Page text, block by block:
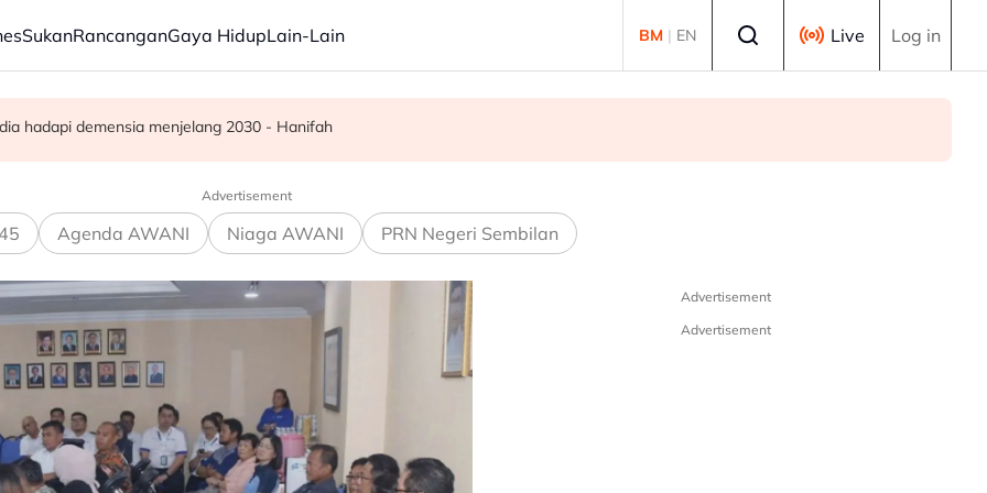
SukanRancanganGaya HidupLain-Lain BM | EN Live Log in
kepada hampir 12,000
hadapi demensia menjelang 2030 - Hanifah
sokongan udara digerakkan
Advertisement
Agenda AWANI Niaga AWANI PRN Negeri Sembilan
Advertisement
Advertisement